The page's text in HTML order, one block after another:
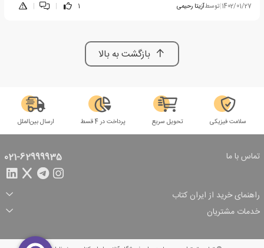
1402/01/27
|توسطآزیتا رحیمی 1
|
|
بازگشت به بالا
سلامت فیزیکی تحویل سریع پرداخت در 4 قسط ارسال بین‌الملل
تماس با ما 021-62999935
راهنمای خرید از ایران کتاب
ثبت سفارش
شرایط ارسال سفارش
شیوه پرداخت
تخفیف‌های خرید
خدمات مشتریان